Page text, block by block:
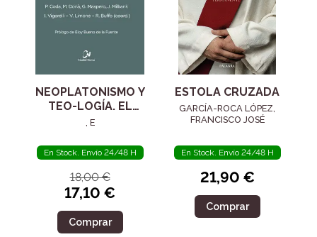
NEOPLATONISMO Y
TEO-LOGÍA. EL
SIGLO IV
, E
En Stock. Envío 24/48 H
18,00 €
17,10 €
Comprar
ESTOLA CRUZADA
GARCÍA-ROCA LÓPEZ,
FRANCISCO JOSÉ
En Stock. Envío 24/48 H
21,90 €
Comprar